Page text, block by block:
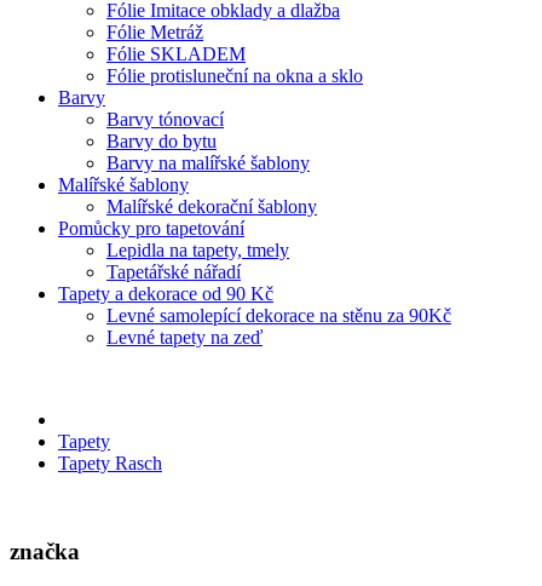
Fólie Imitace obklady a dlažba
Fólie Metráž
Fólie SKLADEM
Fólie protisluneční na okna a sklo
Barvy
Barvy tónovací
Barvy do bytu
Barvy na malířské šablony
Malířské šablony
Malířské dekorační šablony
Pomůcky pro tapetování
Lepidla na tapety, tmely
Tapetářské nářadí
Tapety a dekorace od 90 Kč
Levné samolepící dekorace na stěnu za 90Kč
Levné tapety na zeď
Tapety
Tapety Rasch
značka